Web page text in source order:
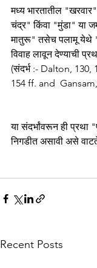
मध्य भारतातील
चंद्र" किंवा "मुंडा" या
मातुरू" तसेच पलामू येथे
विवाह लावून देण्याची
(संदर्भ :- Dalton,
154 ff. and
या संदर्भांवरून ही प्रथा
निगडीत असावी असे
Recent Posts